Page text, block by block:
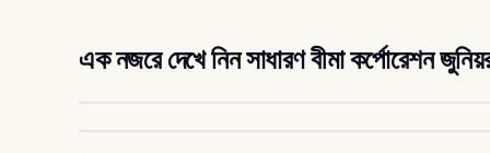
এক নজরে দেখে নিন সাধারণ বীমা কর্পোরেশন